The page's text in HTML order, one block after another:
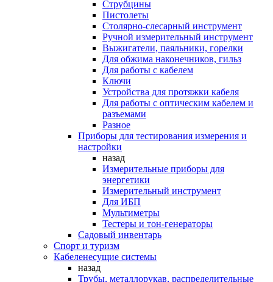
Струбцины
Пистолеты
Столярно-слесарный инструмент
Ручной измерительный инструмент
Выжигатели, паяльники, горелки
Для обжима наконечников, гильз
Для работы с кабелем
Ключи
Устройства для протяжки кабеля
Для работы с оптическим кабелем и
разъемами
Разное
Приборы для тестирования измерения и
настройки
назад
Измерительные приборы для
энергетики
Измерительный инструмент
Для ИБП
Мультиметры
Тестеры и тон-генераторы
Садовый инвентарь
Спорт и туризм
Кабеленесущие системы
назад
Трубы, металлорукав, распределительные